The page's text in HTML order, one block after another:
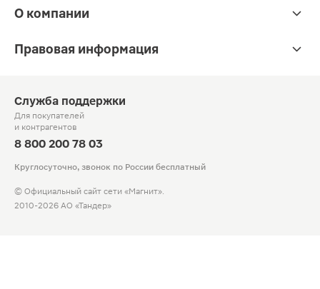
О компании
Правовая информация
Служба поддержки
Для покупателей
и контрагентов
8 800 200 78 03
Круглосуточно, звонок по России бесплатный
© Официальный сайт сети «Магнит».
2010-2026 АО «Тандер»